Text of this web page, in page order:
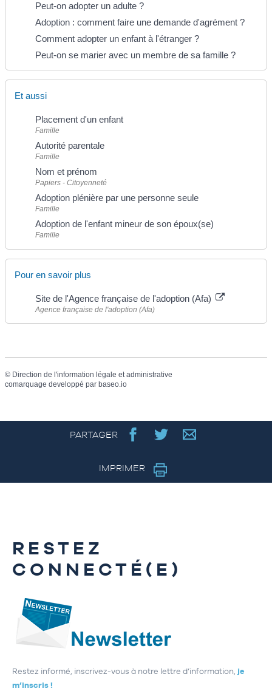
Peut-on adopter un adulte ?
Adoption : comment faire une demande d'agrément ?
Comment adopter un enfant à l'étranger ?
Peut-on se marier avec un membre de sa famille ?
Et aussi
Placement d'un enfant
Famille
Autorité parentale
Famille
Nom et prénom
Papiers - Citoyenneté
Adoption plénière par une personne seule
Famille
Adoption de l'enfant mineur de son époux(se)
Famille
Pour en savoir plus
Site de l'Agence française de l'adoption (Afa)
Agence française de l'adoption (Afa)
© Direction de l'information légale et administrative
comarquage developpé par baseo.io
PARTAGER
IMPRIMER
RESTEZ
CONNECTÉ(E)
Restez informé, inscrivez-vous à notre lettre d’information, je
m’inscris !